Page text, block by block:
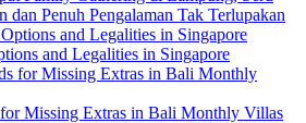
dan Penuh Pengalaman Tak Terlupakan
and Legalities in Singapore
Missing Extras in Bali Monthly Villas